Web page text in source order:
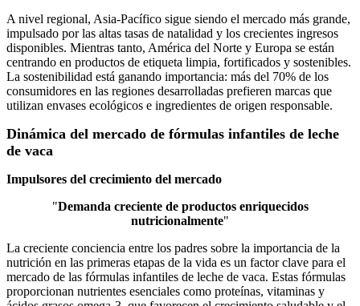
A nivel regional, Asia-Pacífico sigue siendo el mercado más grande,
impulsado por las altas tasas de natalidad y los crecientes ingresos
disponibles. Mientras tanto, América del Norte y Europa se están
centrando en productos de etiqueta limpia, fortificados y sostenibles.
La sostenibilidad está ganando importancia: más del 70% de los
consumidores en las regiones desarrolladas prefieren marcas que
utilizan envases ecológicos e ingredientes de origen responsable.
Dinámica del mercado de fórmulas infantiles de leche
de vaca
Impulsores del crecimiento del mercado
"Demanda creciente de productos enriquecidos
nutricionalmente"
La creciente conciencia entre los padres sobre la importancia de la
nutrición en las primeras etapas de la vida es un factor clave para el
mercado de las fórmulas infantiles de leche de vaca. Estas fórmulas
proporcionan nutrientes esenciales como proteínas, vitaminas y